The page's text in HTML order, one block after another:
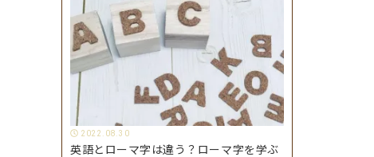
2022.08.30
英語とローマ字は違う？ローマ字を学ぶ